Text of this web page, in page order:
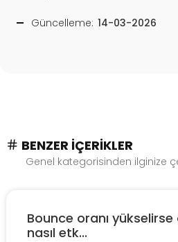
Güncelleme: 14-03-2026
BENZER İÇERIKLER
Genel kategorisinden ilginize
Bounce oranı yükselirse
nasıl etk...